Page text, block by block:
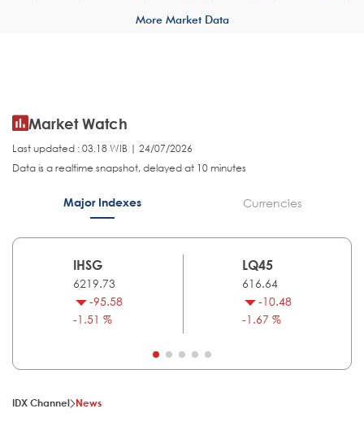
More Market Data
Market Watch
Last updated : 03.18 WIB | 24/07/2026
Data is a realtime snapshot, delayed at 10 minutes
Major Indexes Currencies
IHSG
6219.73
-95.58
-1.51 %
LQ45
616.64
-10.48
-1.67 %
IDX Channel News